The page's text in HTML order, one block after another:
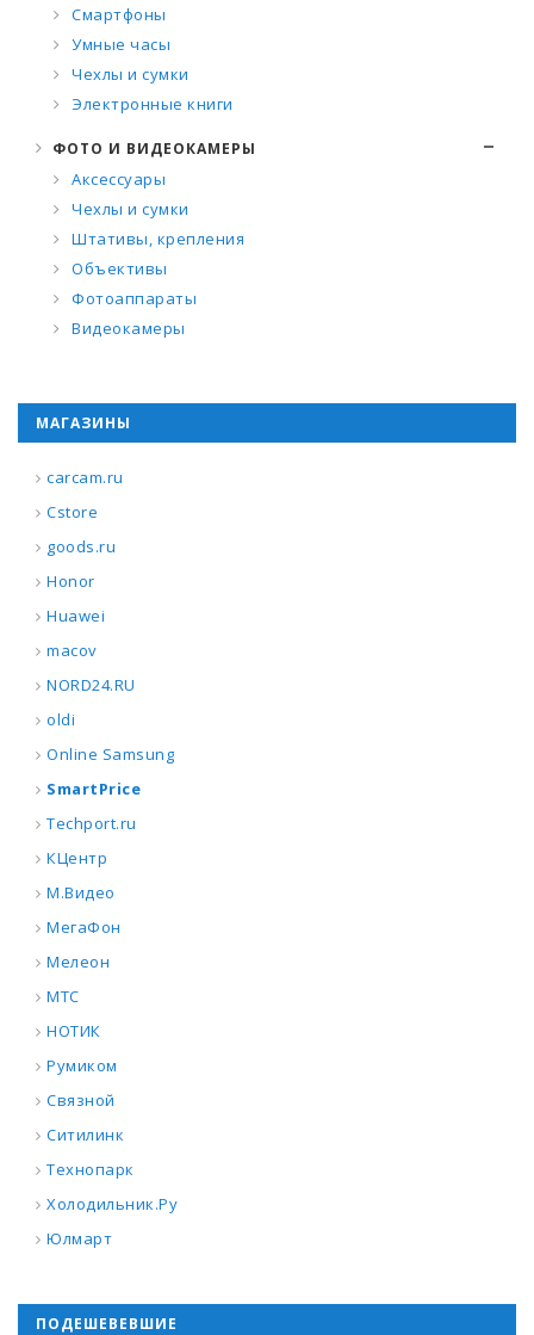
Смартфоны
Умные часы
Чехлы и сумки
Электронные книги
ФОТО И ВИДЕОКАМЕРЫ
Аксессуары
Чехлы и сумки
Штативы, крепления
Объективы
Фотоаппараты
Видеокамеры
МАГАЗИНЫ
carcam.ru
Cstore
goods.ru
Honor
Huawei
macov
NORD24.RU
oldi
Online Samsung
SmartPrice
Techport.ru
КЦентр
М.Видео
МегаФон
Мелеон
МТС
НОТИК
Румиком
Связной
Ситилинк
Технопарк
Холодильник.Ру
Юлмарт
ПОДЕШЕВЕВШИЕ